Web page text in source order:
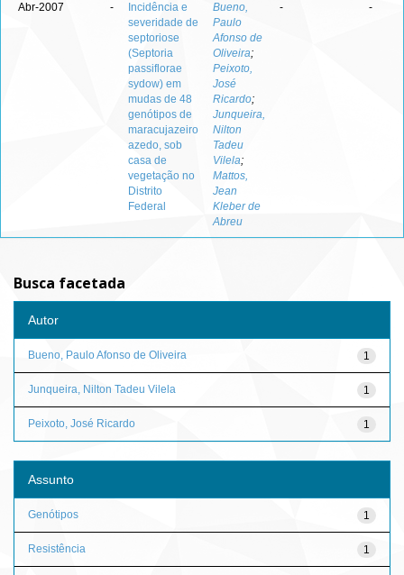
Abr-2007 -
Incidência e
severidade de
septoriose
(Septoria
passiflorae
sydow) em
mudas de 48
genótipos de
maracujazeiro
azedo, sob
casa de
vegetação no
Distrito
Federal
Bueno,
Paulo
Afonso de
Oliveira;
Peixoto,
José
Ricardo;
Junqueira,
Nilton
Tadeu
Vilela;
Mattos,
Jean
Kleber de
Abreu
- -
Busca facetada
Autor
1
Bueno, Paulo Afonso de Oliveira
1
Junqueira, Nilton Tadeu Vilela
1
Peixoto, José Ricardo
Assunto
1
Genótipos
1
Resistência